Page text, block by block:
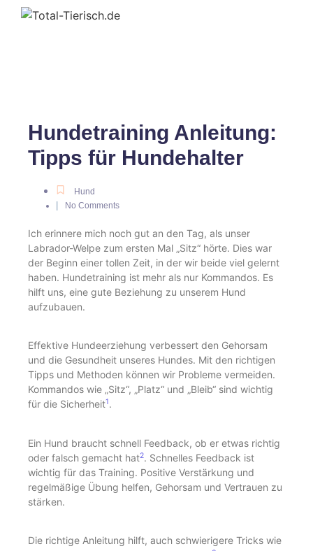
Hundetraining Anleitung:
Tipps für Hundehalter
Hund
No Comments
Ich erinnere mich noch gut an den Tag, als unser
Labrador-Welpe zum ersten Mal „Sitz“ hörte. Dies war
der Beginn einer tollen Zeit, in der wir beide viel gelernt
haben. Hundetraining ist mehr als nur Kommandos. Es
hilft uns, eine gute Beziehung zu unserem Hund
aufzubauen.
Effektive Hundeerziehung verbessert den Gehorsam
und die Gesundheit unseres Hundes. Mit den richtigen
Tipps und Methoden können wir Probleme vermeiden.
Kommandos wie „Sitz“, „Platz“ und „Bleib“ sind wichtig
für die Sicherheit1.
Ein Hund braucht schnell Feedback, ob er etwas richtig
oder falsch gemacht hat2. Schnelles Feedback ist
wichtig für das Training. Positive Verstärkung und
regelmäßige Übung helfen, Gehorsam und Vertrauen zu
stärken.
Die richtige Anleitung hilft, auch schwierigere Tricks wie